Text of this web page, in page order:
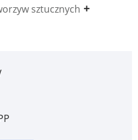
sztucznych